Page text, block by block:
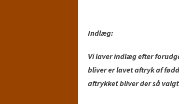
Indlæg:
Vi laver indlæg efter
bliver er lavet aftryk af
aftrykket bliver der så